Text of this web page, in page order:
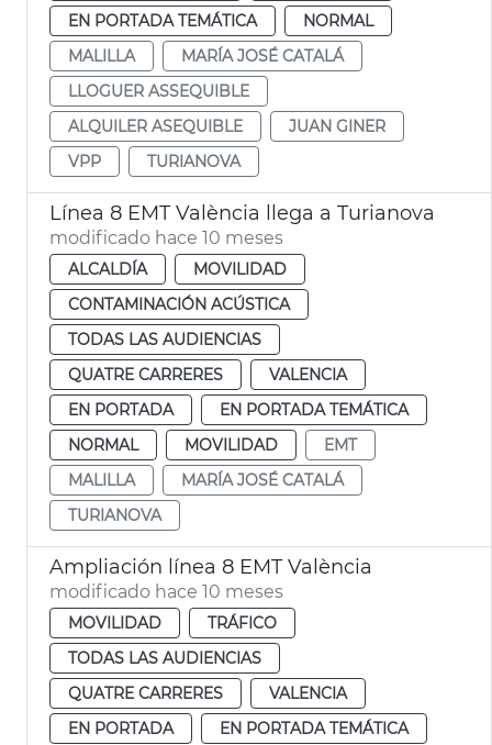
EN PORTADA TEMÁTICA
NORMAL
MALILLA
MARÍA JOSÉ CATALÁ
LLOGUER ASSEQUIBLE
ALQUILER ASEQUIBLE
JUAN GINER
VPP
TURIANOVA
Línea 8 EMT València llega a Turianova
modificado hace 10 meses
ALCALDÍA
MOVILIDAD
CONTAMINACIÓN ACÚSTICA
TODAS LAS AUDIENCIAS
QUATRE CARRERES
VALENCIA
EN PORTADA
EN PORTADA TEMÁTICA
NORMAL
MOVILIDAD
EMT
MALILLA
MARÍA JOSÉ CATALÁ
TURIANOVA
Ampliación línea 8 EMT València
modificado hace 10 meses
MOVILIDAD
TRÁFICO
TODAS LAS AUDIENCIAS
QUATRE CARRERES
VALENCIA
EN PORTADA
EN PORTADA TEMÁTICA